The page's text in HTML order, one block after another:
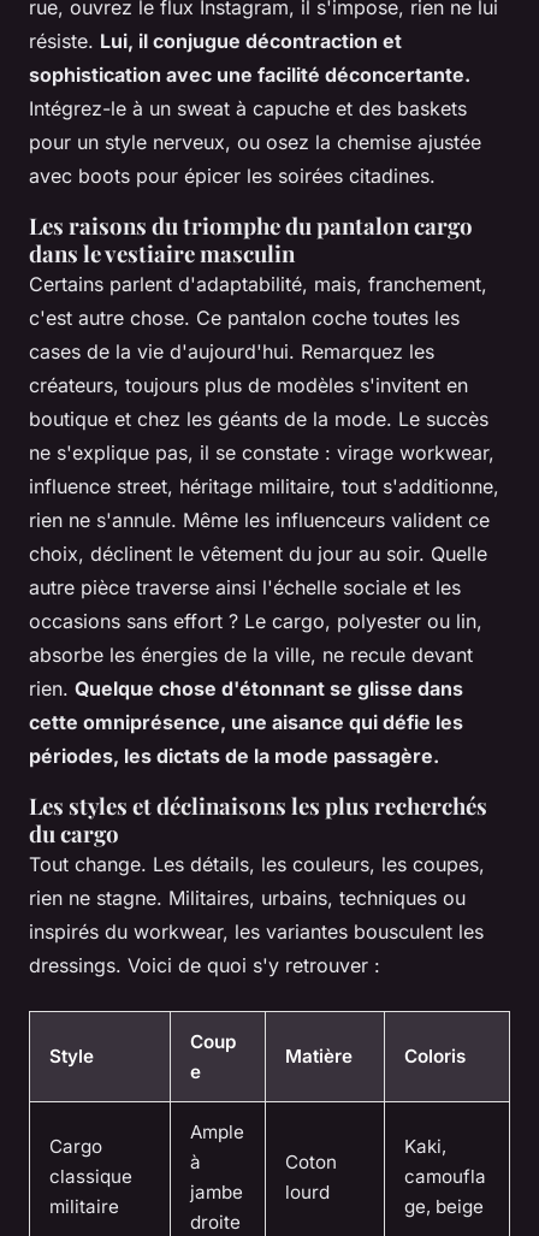
rue, ouvrez le flux Instagram, il s'impose, rien ne lui
résiste. Lui, il conjugue décontraction et
sophistication avec une facilité déconcertante.
Intégrez-le à un sweat à capuche et des baskets
pour un style nerveux, ou osez la chemise ajustée
avec boots pour épicer les soirées citadines.
Les raisons du triomphe du pantalon cargo
dans le vestiaire masculin
Certains parlent d'adaptabilité, mais, franchement,
c'est autre chose. Ce pantalon coche toutes les
cases de la vie d'aujourd'hui. Remarquez les
créateurs, toujours plus de modèles s'invitent en
boutique et chez les géants de la mode. Le succès
ne s'explique pas, il se constate : virage workwear,
influence street, héritage militaire, tout s'additionne,
rien ne s'annule. Même les influenceurs valident ce
choix, déclinent le vêtement du jour au soir. Quelle
autre pièce traverse ainsi l'échelle sociale et les
occasions sans effort ? Le cargo, polyester ou lin,
absorbe les énergies de la ville, ne recule devant
rien. Quelque chose d'étonnant se glisse dans
cette omniprésence, une aisance qui défie les
périodes, les dictats de la mode passagère.
Les styles et déclinaisons les plus recherchés
du cargo
Tout change. Les détails, les couleurs, les coupes,
rien ne stagne. Militaires, urbains, techniques ou
inspirés du workwear, les variantes bousculent les
dressings. Voici de quoi s'y retrouver :
Style
Coup
e
Matière Coloris
Cargo
classique
militaire
Ample
à
jambe
droite
Coton
lourd
Kaki,
camoufla
ge, beige